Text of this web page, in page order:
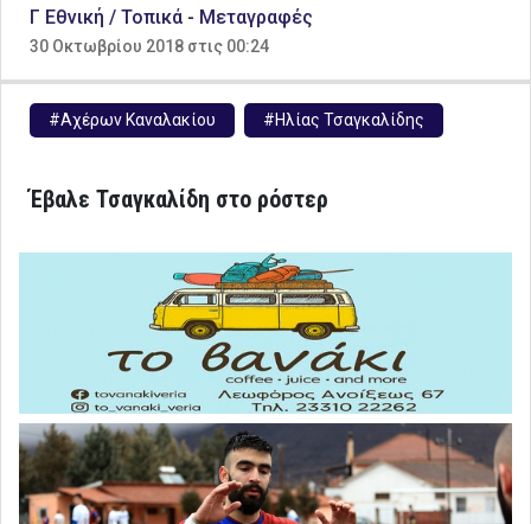
Γ Εθνική / Τοπικά - Μεταγραφές
30 Οκτωβρίου 2018 στις 00:24
#Αχέρων Καναλακίου #Ηλίας Τσαγκαλίδης
Έβαλε Τσαγκαλίδη στο ρόστερ